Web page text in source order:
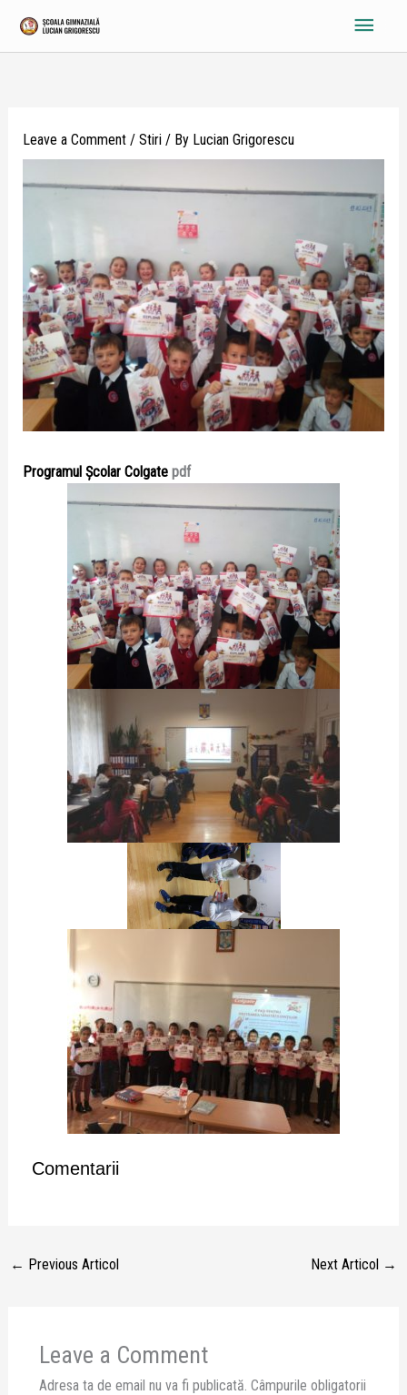
content
Main
Leave a Comment / Stiri/ By Lucian Grigorescu
Programul Școlar Colgatepdf
Comentarii
← Previous Articol Next Articol →
Leave a Comment
Adresa ta de email nu va fi publicată. Câmpurile obligatorii